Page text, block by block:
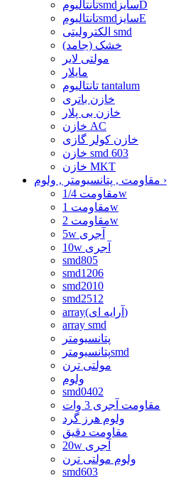
تانتالیومsmdسایزD
تانتالیومsmdسایزE
الکترولیتی smd
خشک (جامد)
مولتی لایر
مایلار
تانتالیوم tantalum
خازن باتری
خازن بی پلار
خازن AC
خازن کولر گازی
خازن smd 603
خازن MKT
›
مقاومت 1/4w
مقاومت 1w
مقاومت 2w
5w آجری
10w آجری
smd805
smd1206
smd2010
smd2512
array(آرایه ای)
array smd
پتانسیومتر
پتانسیومترsmd
مولتی ترن
ولوم
smd0402
مقاومت آجری 3 وات
ولوم هرز گرد
مقاومت دقیق
20w آجری
ولوم مولتی ترن
smd603